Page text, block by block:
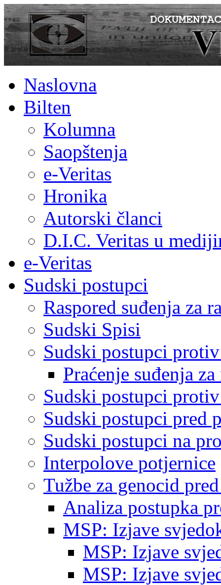
Naslovna
Bilten
Kolumna
Saopštenja
e-Veritas
Hronika
Autorski članci
D.I.C. Veritas u
e-Veritas
Sudski postupci
Raspored suđenja za
Sudski Spisi
Sudski postupci
Praćenje suđenja
Sudski postupci
Sudski postupci pred
Sudski postupci na
Interpolove potjernice
Tužbe za genocid
Analiza postupka
MSP: Izjave
MSP: Izjave
MSP: Izjave